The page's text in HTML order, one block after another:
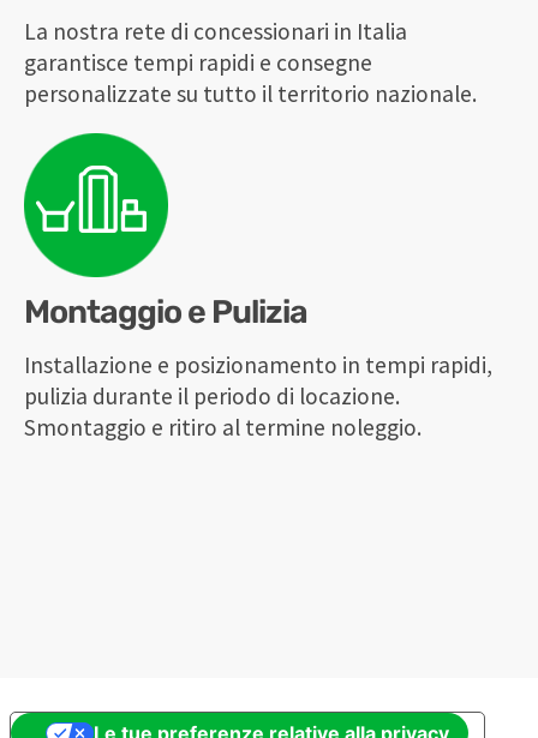
La nostra rete di concessionari in Italia
garantisce tempi rapidi e consegne
personalizzate su tutto il territorio nazionale.
Montaggio e Pulizia
Installazione e posizionamento in tempi rapidi,
pulizia durante il periodo di locazione.
Smontaggio e ritiro al termine noleggio.